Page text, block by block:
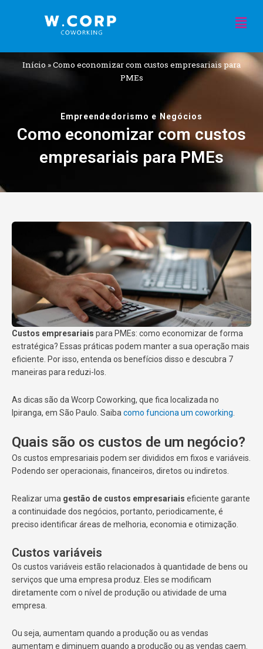
Início »Como economizar com custos empresariais para
PMEs
Empreendedorismo e Negócios
Como economizar com custos
empresariais para PMEs
Custos empresariais para PMEs: como economizar de forma
estratégica? Essas práticas podem manter a sua operação mais
eficiente. Por isso, entenda os benefícios disso e descubra 7
maneiras para reduzi-los.
As dicas são da Wcorp Coworking, que fica localizada no
Ipiranga, em São Paulo. Saiba como funciona um coworking
Quais são os custos de um negócio?
Os custos empresariais podem ser divididos em fixos e variáveis.
Podendo ser operacionais, financeiros, diretos ou indiretos.
Realizar uma gestão de custos empresariais eficiente garante
a continuidade dos negócios, portanto, periodicamente, é
preciso identificar áreas de melhoria, economia e otimização.
Custos variáveis
Os custos variáveis estão relacionados à quantidade de bens ou
serviços que uma empresa produz. Eles se modificam
diretamente com o nível de produção ou atividade de uma
empresa.
Ou seja, aumentam quando a produção ou as vendas
aumentam e diminuem quando a produção ou as vendas caem.